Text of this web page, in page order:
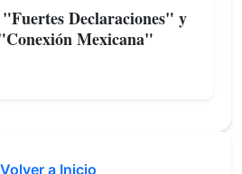
Declaraciones" y
Mexicana"
a Inicio